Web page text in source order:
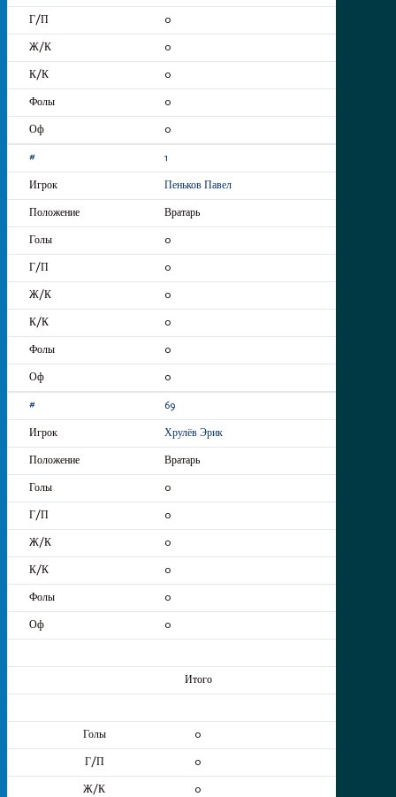
0
0
0
0
0
1
Пеньков Павел
Вратарь
0
0
0
0
0
0
69
Хрулёв Эрик
Вратарь
0
0
0
0
0
0
Итого
0
0
0